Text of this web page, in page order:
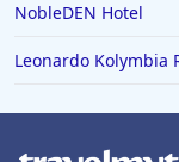
NobleDEN Hotel
Leonardo Kolymbia